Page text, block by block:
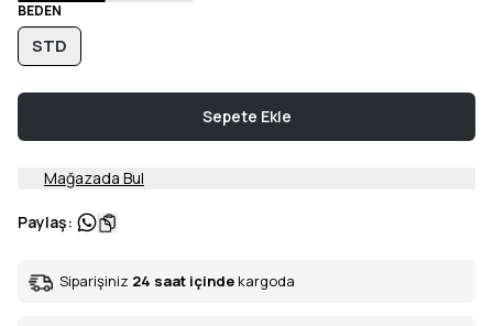
BEDEN
STD
Sepete Ekle
Mağazada Bul
Paylaş:
Siparişiniz 24 saat içinde kargoda